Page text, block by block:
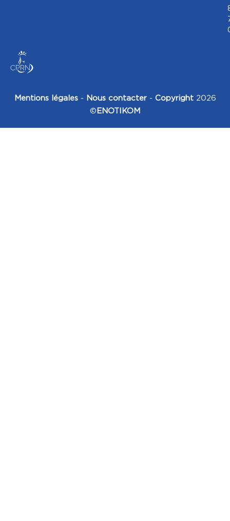
Mentions légales - Nous contacter - Copyright 2026
© ENOTIKOM